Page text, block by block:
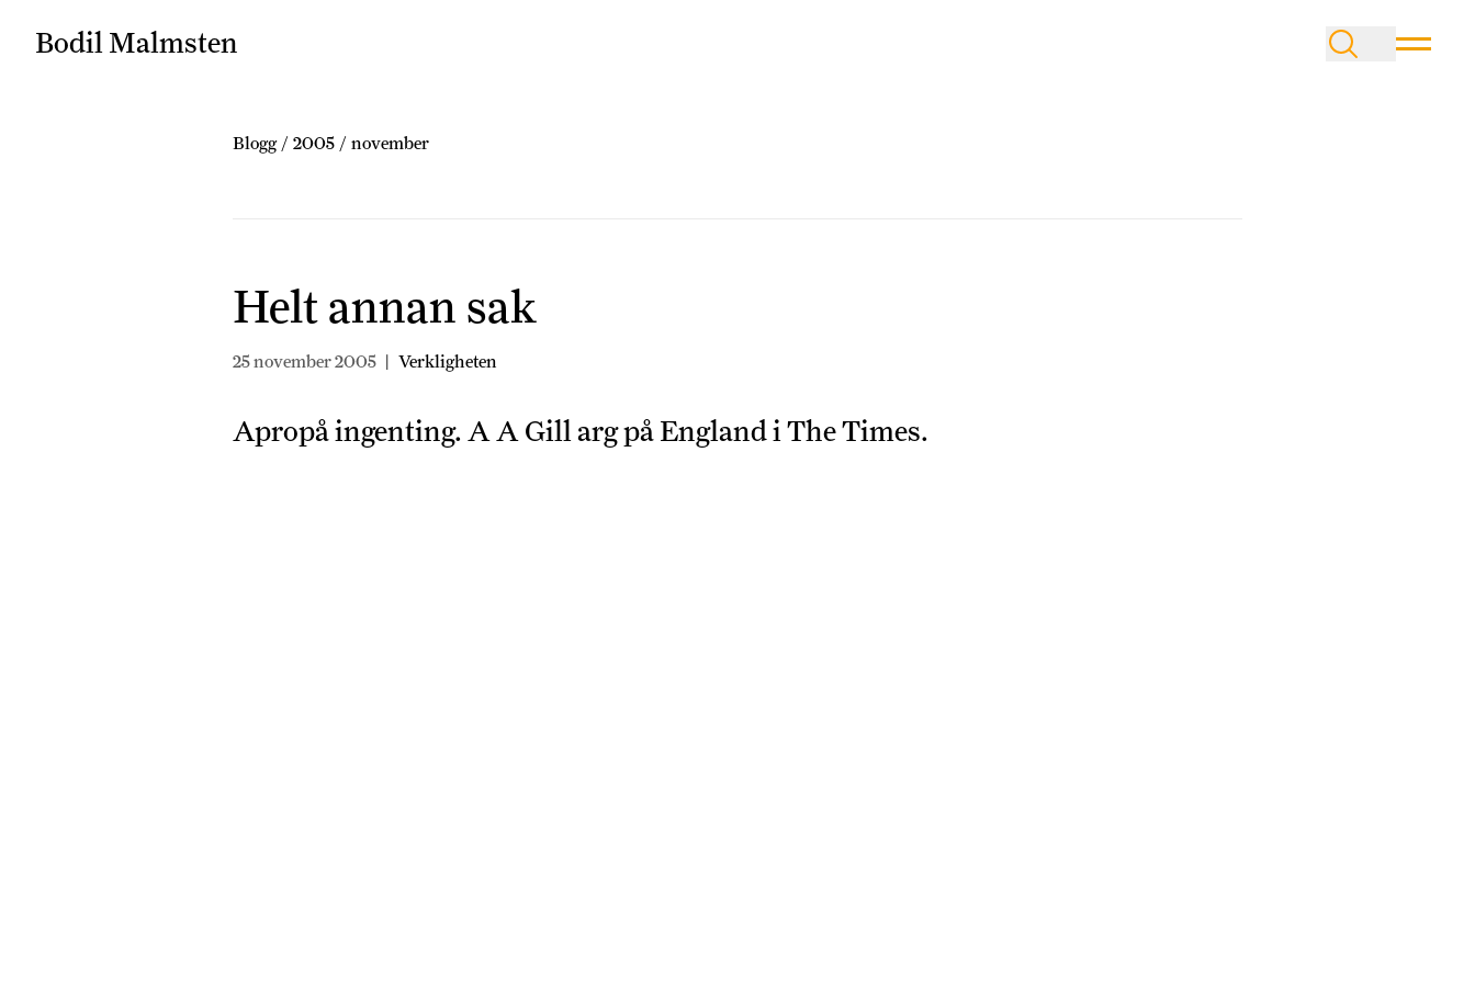
Bodil Malmsten
Blogg / 2005 / november
Helt annan sak
25 november 2005 | Verkligheten
Apropå ingenting. A A Gill arg på England iThe Times.